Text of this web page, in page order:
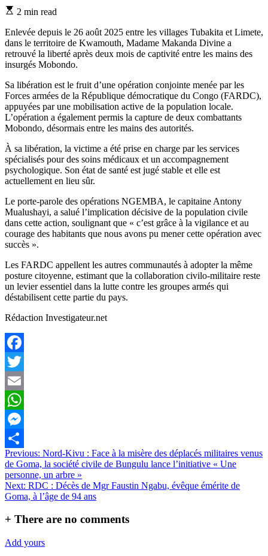
Estimated
time
2 min read
Enlevée depuis le 26 août 2025 entre les villages Tubakita et Limete,
dans le territoire de Kwamouth, Madame Makanda Divine a
retrouvé la liberté après deux mois de captivité entre les mains des
insurgés Mobondo.
Sa libération est le fruit d’une opération conjointe menée par les
Forces armées de la République démocratique du Congo (FARDC),
appuyées par une mobilisation active de la population locale.
L’opération a également permis la capture de deux combattants
Mobondo, désormais entre les mains des autorités.
À sa libération, la victime a été prise en charge par les services
spécialisés pour des soins médicaux et un accompagnement
psychologique. Son état de santé est jugé stable et elle est
actuellement en lieu sûr.
Le porte-parole des opérations NGEMBA, le capitaine Antony
Mualushayi, a salué l’implication décisive de la population civile
dans cette action, soulignant que « c’est grâce à la vigilance et au
courage des habitants que nous avons pu mener cette opération avec
succès ».
Les FARDC appellent les autres communautés à adopter la même
posture citoyenne, estimant que la collaboration civilo-militaire reste
un levier essentiel dans la lutte contre les groupes armés qui
déstabilisent cette partie du pays.
Rédaction Investigateur.net
Facebook
Twitter
Email
WhatsApp
Messenger
Partager
Navigation
de
l’article
Previous: Nord-Kivu : Face à la misère des déplacés militaires venus
de Goma, la société civile de Bungulu lance l’initiative « Une
personne, un arbre »
Next: RDC : Décès de Mgr Faustin Ngabu, évêque émérite de
Goma, à l’âge de 94 ans
+ There are no comments
Add yours